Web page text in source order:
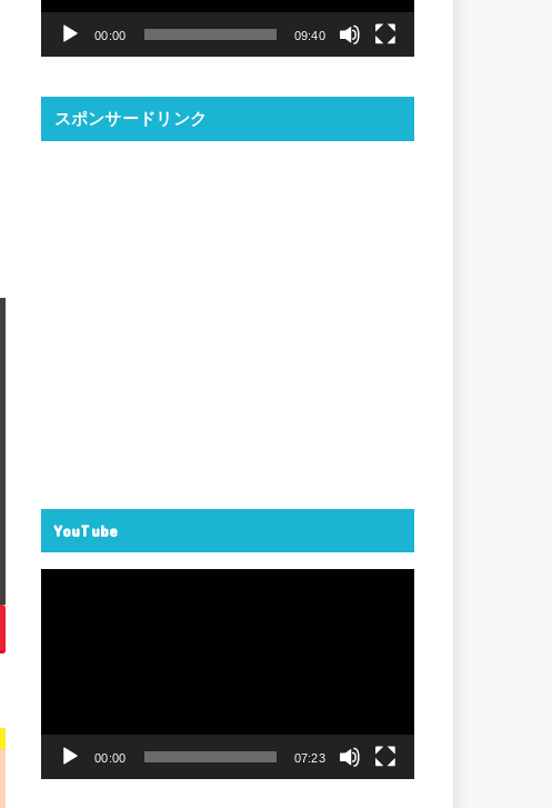
ヤ
00:00 09:40
スポンサードリンク
YouTube
ヤ
00:00 07:23